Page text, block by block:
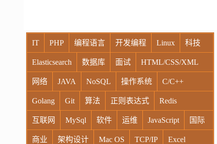
IT PHP 编程语言 开发编程 Linux 科技
Elasticsearch 数据库 面试 HTML/CSS/XML
网络 JAVA NoSQL 操作系统 C/C++
Golang Git 算法 正则表达式 Redis
互联网 MySql 软件 运维 JavaScript 国际
商业 架构设计 Mac OS TCP/IP Excel